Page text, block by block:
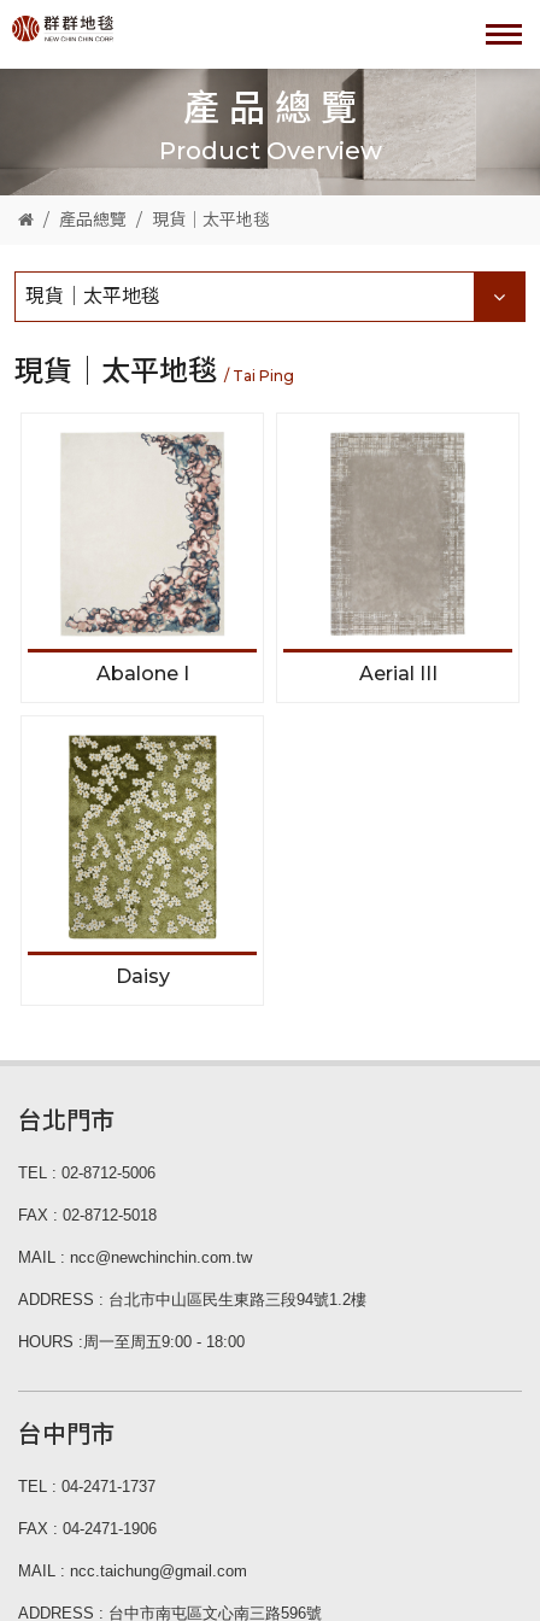
產品總覽
Product Overview
產品總覽 現貨│太平地毯
現貨│太平地毯
現貨│太平地毯 / Tai Ping
Abalone I Aerial III
Daisy
台北門市
TEL : 02-8712-5006
FAX : 02-8712-5018
MAIL : ncc@newchinchin.com.tw
ADDRESS : 台北市中山區民生東路三段94號1.2樓
HOURS :周一至周五9:00 - 18:00
台中門市
TEL : 04-2471-1737
FAX : 04-2471-1906
MAIL : ncc.taichung@gmail.com
ADDRESS : 台中市南屯區文心南三路596號